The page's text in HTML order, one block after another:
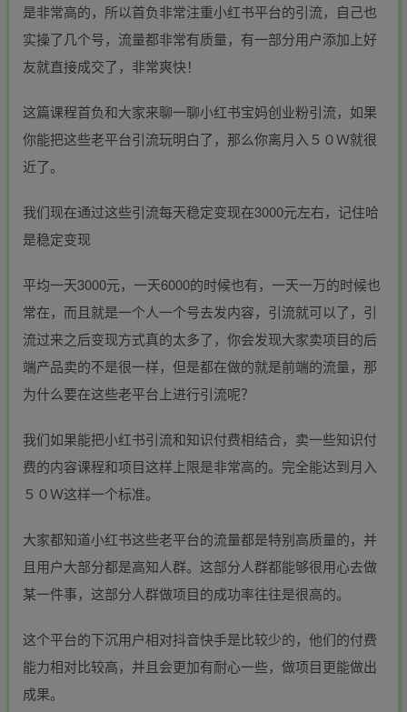
是非常高的，所以首负非常注重小红书平台的引流，自己也
实操了几个号，流量都非常有质量，有一部分用户添加上好
友就直接成交了，非常爽快！
这篇课程首负和大家来聊一聊小红书宝妈创业粉引流，如果
你能把这些老平台引流玩明白了，那么你离月入５０Ｗ就很
近了。
我们现在通过这些引流每天稳定变现在3000元左右，记住哈
是稳定变现
平均一天3000元，一天6000的时候也有，一天一万的时候也
常在，而且就是一个人一个号去发内容，引流就可以了，引
流过来之后变现方式真的太多了，你会发现大家卖项目的后
端产品卖的不是很一样，但是都在做的就是前端的流量，那
为什么要在这些老平台上进行引流呢？
我们如果能把小红书引流和知识付费相结合，卖一些知识付
费的内容课程和项目这样上限是非常高的。完全能达到月入
５０Ｗ这样一个标准。
大家都知道小红书这些老平台的流量都是特别高质量的，并
且用户大部分都是高知人群。这部分人群都能够很用心去做
某一件事，这部分人群做项目的成功率往往是很高的。
这个平台的下沉用户相对抖音快手是比较少的，他们的付费
能力相对比较高，并且会更加有耐心一些，做项目更能做出
成果。